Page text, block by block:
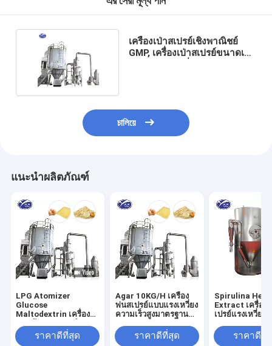
เครื่องเป่าสเปรย์เชิงพาณิชย์
GMP, เครื่องเป่าสเปรย์ขนาดเล็ก
চালিয়ে
แนะนำผลิตภัณฑ์
LPG Atomizer
Glucose
Maltodextrin เครื่อง
380Vราคาดีที่สุด
Agar 10KG/H เครื่อง
พ่นสเปรย์แบบแรงเหวี่ยง
ความเร็วสูงมาตรฐาน
ราคาดีที่สุด
Spirulina Herb
Extract เครื่อง
เปรย์แรงเหวี่ยง
ราคาดีที่